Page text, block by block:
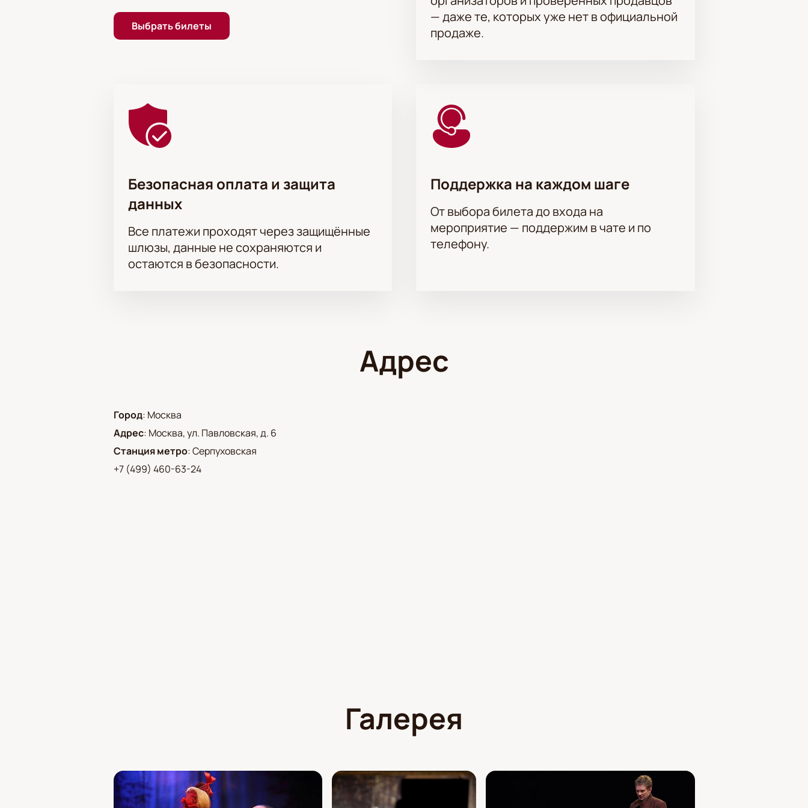
Проведите вечер в компании талантливых актёров и погрузитесь в атмосферу настоящего театрального искусства. Спешите
купить билетына нашем сайте и станьте частью этого незабываемого события, которое подарит вам море положительных
эмоций и впечатлений.
Глафира Глазунова, Олег Лопухов, Игорь Бочкин, Юлия Куварзина, Олеся Железняк, Ирина Бякова, Иван Агапов, Антон Лызо
Выбрать билеты
— даже те, которых уже нет в официальной
продаже.
Безопасная оплата и защита
данных
Все платежи проходят через защищённые
шлюзы, данные не сохраняются и
остаются в безопасности.
Поддержка на каждом шаге
От выбора билета до входа на
мероприятие — поддержим в чате и по
телефону.
Адрес
Город: Москва
Адрес: Москва, ул. Павловская, д. 6
Станция метро:Серпуховская
+7 (499) 460-63-24
Галерея